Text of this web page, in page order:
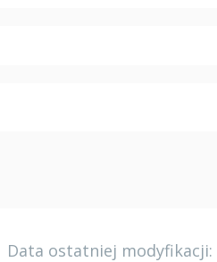
Data ostatniej modyfikacji: